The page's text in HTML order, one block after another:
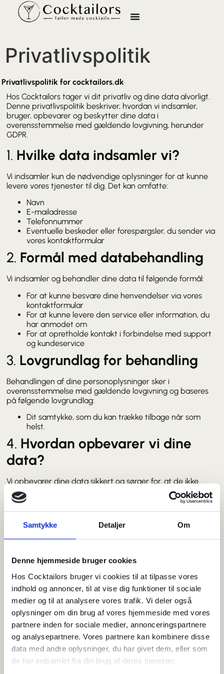
Samtykke Detaljer Om
Denne hjemmeside bruger cookies
Hos Cocktailors bruger vi cookies til at tilpasse vores
indhold og annoncer, til at vise dig funktioner til sociale
medier og til at analysere vores trafik. Vi deler også
oplysninger om din brug af vores hjemmeside med vores
partnere inden for sociale medier, annonceringspartnere
og analysepartnere. Vores partnere kan kombinere disse
data med andre oplysninger, du har givet dem, eller som
de har indsamlet fra din brug af deres tjenester.
Privatlivspolitik
Privatlivspolitik for cocktailors.dk
Hos Cocktailors tager vi dit privatliv og dine data alvorligt.
Denne privatlivspolitik beskriver, hvordan vi indsamler,
bruger, opbevarer og beskytter dine data i
overensstemmelse med gældende lovgivning, herunder
GDPR.
1. Hvilke data indsamler vi?
Vi indsamler kun de nødvendige oplysninger for at kunne
levere vores tjenester til dig. Det kan omfatte:
Navn
E-mailadresse
Telefonnummer
Eventuelle beskeder eller forespørgsler, du sender via
vores kontaktformular
2. Formål med databehandling
Vi indsamler og behandler dine data til følgende formål:
For at kunne besvare dine henvendelser via vores
kontaktformular
For at kunne levere den service eller information, du
har anmodet om
For at opretholde kontakt i forbindelse med support
og kundeservice
3. Lovgrundlag for behandling
Behandlingen af dine personoplysninger sker i
overensstemmelse med gældende lovgivning og baseres
på følgende lovgrundlag:
Dit samtykke, som du kan trække tilbage når som
helst.
4. Hvordan opbevarer vi dine
data?
Vi opbevarer dine data sikkert og sørger for, at de ikke
bliver delt med uvedkommende tredjeparter. Dine data
opbevares kun så længe, det er nødvendigt for at opfylde
formålet med indsamlingen eller for at overholde lovkrav.
Vi deler ikke dine data med tredjeparter, medmindre:
5. Dine rettigheder
Du har følgende rettigheder i forhold til dine data:
Ret til indsigt
: Du kan anmode om at få indsigt i,
hvilke oplysninger vi har om dig.
Ret til rettelse: Du kan anmode om, at urigtige
oplysninger om dig bliver rettet.
Ret til sletning: Du kan anmode om at få dine data
slettet, hvis vi ikke længere har et legitimt grundlag
for at behandle dem.